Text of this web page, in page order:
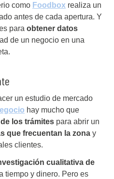
como Foodbox realiza un
antes de cada apertura. Y
para obtener datos
de un negocio en una
un estudio de mercado
hay mucho que
los trámites para abrir un
que frecuentan la zona y
clientes.
cualitativa de
tiempo y dinero. Pero es